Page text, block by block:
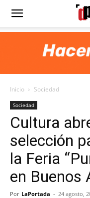
Diario
Portada
Inicio Sociedad
Sociedad
Cultura
selección
la Feria
en Buenos
Por LaPortada - 24 agosto,